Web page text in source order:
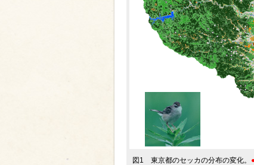
図1 東京都のセッカの分布の変化。